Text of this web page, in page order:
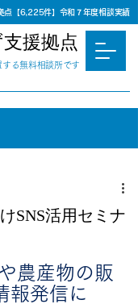
点【6,225件】令和７年度相談実績
援拠点
る無料相談所です
SNS活用セミナ
農産物の販
報発信に